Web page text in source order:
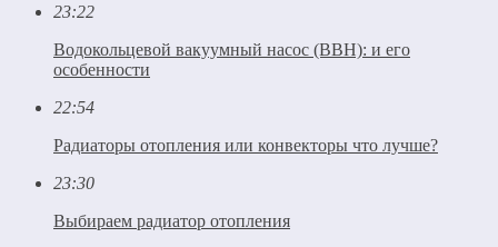
23:22
Водокольцевой вакуумный насос (ВВН): и его
особенности
22:54
Радиаторы отопления или конвекторы что лучше?
23:30
Выбираем радиатор отопления